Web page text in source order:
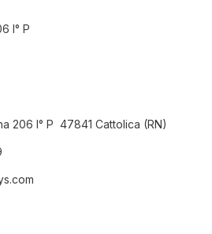
I° P
206 I° P 47841 Cattolica (RN)